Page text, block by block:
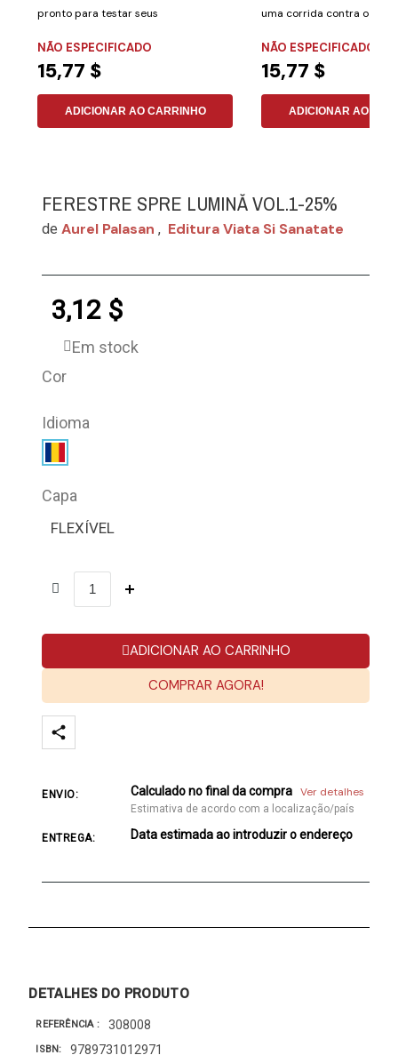
pronto para testar seus
NÃO ESPECIFICADO
15,77 $
ADICIONAR AO CARRINHO
uma corrida contra o
NÃO ESPECIFICADO
15,77 $
ADICIONAR AO
FERESTRE SPRE LUMINĂ VOL.1-25%
de Aurel Palasan , Editura Viata Si Sanatate
3,12 $
Em stock
Cor
Idioma
Capa
FLEXÍVEL
ADICIONAR AO CARRINHO
COMPRAR AGORA!
ENVIO: Calculado no final da compra Ver detalhes
Estimativa de acordo com a localização/país
ENTREGA: Data estimada ao introduzir o endereço
DETALHES DO PRODUTO
REFERÊNCIA 308008
ISBN 9789731012971